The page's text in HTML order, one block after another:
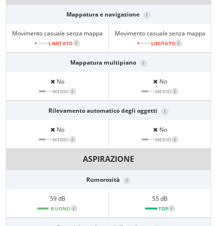
Mappatura e navigazione i
Movimento casuale senza mappa
LIMITATO i
Movimento casuale senza mappa
LIMITATO i
Mappatura multipiano i
No
MEDIO i
No
MEDIO i
Rilevamento automatico degli oggetti i
No
MEDIO i
No
MEDIO i
ASPIRAZIONE
Rumorosità i
59 dB
BUONO i
55 dB
TOP i